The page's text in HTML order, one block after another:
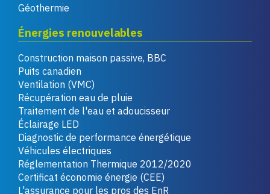
Géothermie
Énergies renouvelables
Construction maison passive, BBC
Puits canadien
Ventilation (VMC)
Récupération eau de pluie
Traitement de l'eau et adoucisseur
Éclairage LED
Diagnostic de performance énergétique
Véhicules électriques
Réglementation Thermique 2012/2020
Certificat économie énergie (CEE)
L'assurance pour les pros des EnR